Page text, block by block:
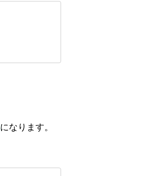
になります。